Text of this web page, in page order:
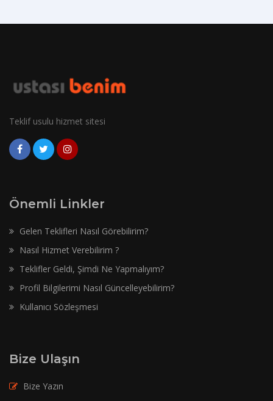
Teklif usulu hizmet sitesi
Önemli Linkler
Gelen Teklifleri Nasıl Görebilirim?
Nasıl Hizmet Verebilirim ?
Teklifler Geldi, Şimdi Ne Yapmalıyım?
Profil Bilgilerimi Nasıl Güncelleyebilirim?
Kullanıcı Sözleşmesi
Bize Ulaşın
Bize Yazın